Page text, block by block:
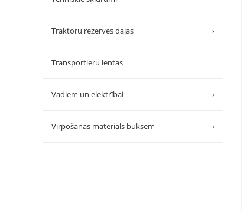
Traktoru rezerves daļas ›
Transportieru lentas
Vadiem un elektrībai ›
Virpošanas materiāls buksēm ›